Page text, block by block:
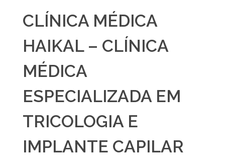
CLÍNICA MÉDICA
HAIKAL – CLÍNICA
MÉDICA
ESPECIALIZADA EM
TRICOLOGIA E
IMPLANTE CAPILAR